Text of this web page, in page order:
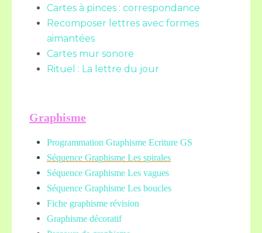
Cartes à pinces : correspondance
Recomposer lettres avec formes
aimantées
Cartes mur sonore
Rituel : La lettre du jour
Graphisme
Programmation Graphisme Ecriture GS
Séquence Graphisme Les spirales
Séquence Graphisme Les vagues
Séquence Graphisme Les boucles
Fiche graphisme révision
Graphisme décoratif